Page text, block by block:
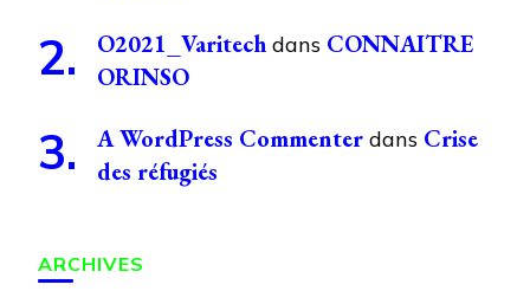
O2021_Varitech dans CONNAITRE
ORINSO
A WordPress Commenter dans Crise
des réfugiés
ARCHIVES